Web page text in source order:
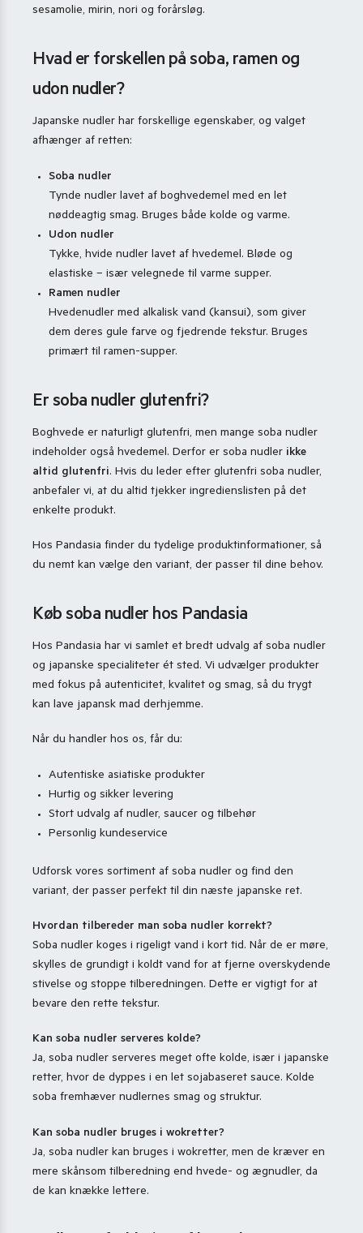
sesamolie, mirin, nori og forårsløg.
Hvad er forskellen på soba, ramen og
udon nudler?
Japanske nudler har forskellige egenskaber, og valget
afhænger af retten:
Soba nudler
Tynde nudler lavet af boghvedemel med en let
nøddeagtig smag. Bruges både kolde og varme.
Udon nudler
Tykke, hvide nudler lavet af hvedemel. Bløde og
elastiske – især velegnede til varme supper.
Ramen nudler
Hvedenudler med alkalisk vand (kansui), som giver
dem deres gule farve og fjedrende tekstur. Bruges
primært til ramen-supper.
Er soba nudler glutenfri?
Boghvede er naturligt glutenfri, men mange soba nudler
indeholder også hvedemel. Derfor er soba nudler ikke
altid glutenfri. Hvis du leder efter glutenfri soba nudler,
anbefaler vi, at du altid tjekker ingredienslisten på det
enkelte produkt.
Hos Pandasia finder du tydelige produktinformationer, så
du nemt kan vælge den variant, der passer til dine behov.
Køb soba nudler hos Pandasia
Hos Pandasia har vi samlet et bredt udvalg af soba nudler
og japanske specialiteter ét sted. Vi udvælger produkter
med fokus på autenticitet, kvalitet og smag, så du trygt
kan lave japansk mad derhjemme.
Når du handler hos os, får du:
Autentiske asiatiske produkter
Hurtig og sikker levering
Stort udvalg af nudler, saucer og tilbehør
Personlig kundeservice
Udforsk vores sortiment af soba nudler og find den
variant, der passer perfekt til din næste japanske ret.
Hvordan tilbereder man soba nudler korrekt?
Soba nudler koges i rigeligt vand i kort tid. Når de er møre,
skylles de grundigt i koldt vand for at fjerne overskydende
stivelse og stoppe tilberedningen. Dette er vigtigt for at
bevare den rette tekstur.
Kan soba nudler serveres kolde?
Ja, soba nudler serveres meget ofte kolde, især i japanske
retter, hvor de dyppes i en let sojabaseret sauce. Kolde
soba fremhæver nudlernes smag og struktur.
Kan soba nudler bruges i wokretter?
Ja, soba nudler kan bruges i wokretter, men de kræver en
mere skånsom tilberedning end hvede- og ægnudler, da
de kan knække lettere.